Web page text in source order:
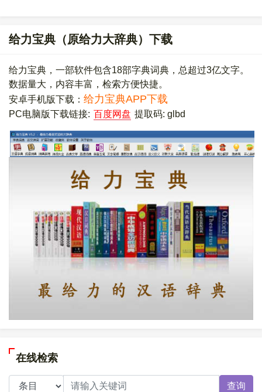
给力宝典（原给力大辞典）下载
给力宝典，一部软件包含18部字典词典，总超过3亿文字。
数据量大，内容丰富，检索方便快捷。
安卓手机版下载： 给力宝典APP下载
PC电脑版下载链接: 百度网盘 提取码: glbd
在线检索
查询